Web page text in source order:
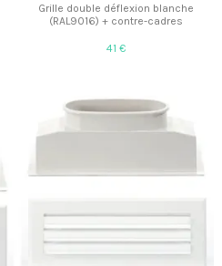
Grille double déflexion blanche
(RAL9016) + contre-cadres
41 €